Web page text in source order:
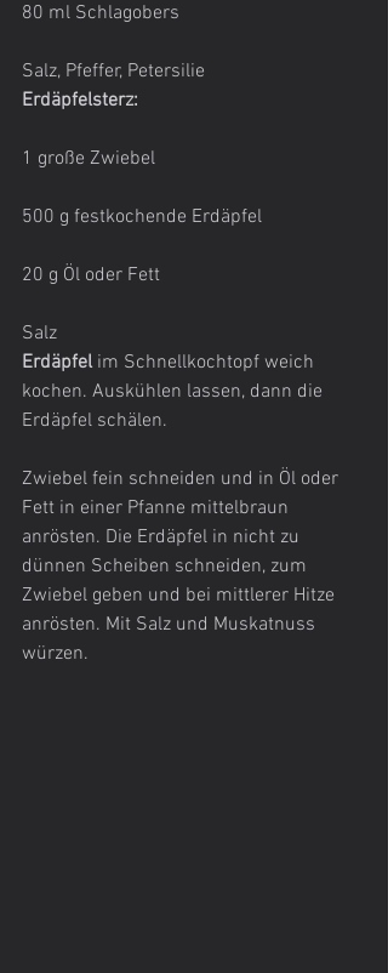
80 ml Schlagobers
Salz, Pfeffer, Petersilie
Erdäpfelsterz:
1 große Zwiebel
500 g festkochende Erdäpfel
20 g Öl oder Fett
Salz
Erdäpfel im Schnellkochtopf weich
kochen. Auskühlen lassen, dann die
Erdäpfel schälen.
Zwiebel fein schneiden und in Öl oder
Fett in einer Pfanne mittelbraun
anrösten. Die Erdäpfel in nicht zu
dünnen Scheiben schneiden, zum
Zwiebel geben und bei mittlerer Hitze
anrösten. Mit Salz und Muskatnuss
würzen.